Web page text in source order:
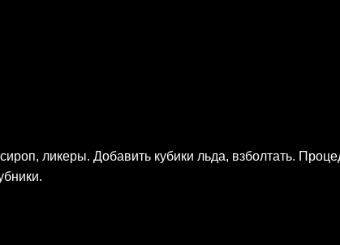
ликеры. Добавить кубики льда, взболтать.